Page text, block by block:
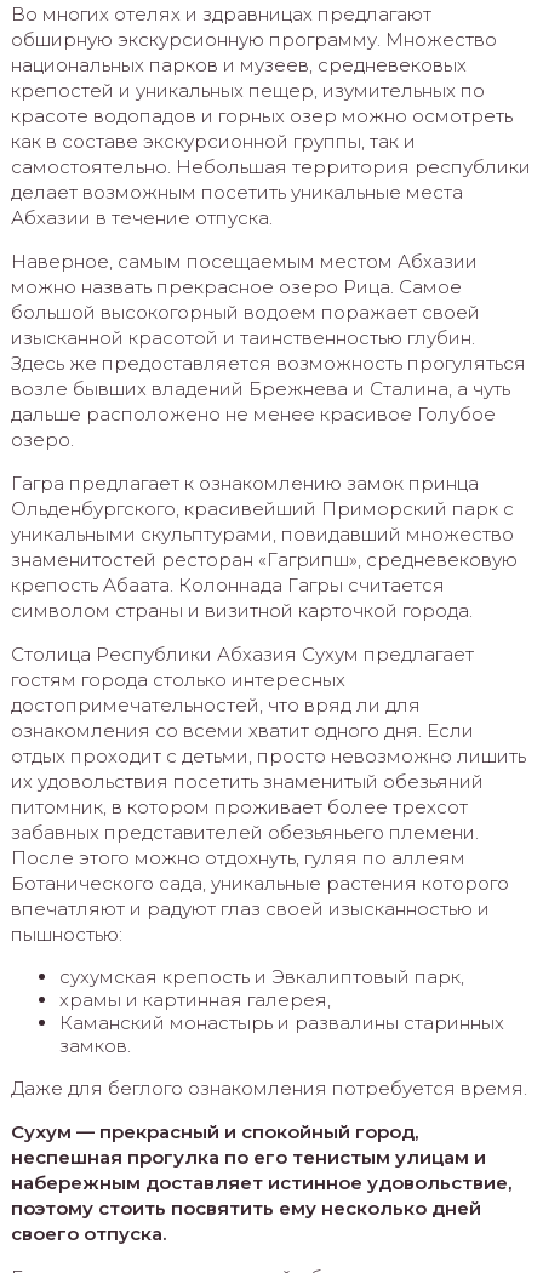
Во многих отелях и здравницах предлагают
обширную экскурсионную программу. Множество
национальных парков и музеев, средневековых
крепостей и уникальных пещер, изумительных по
красоте водопадов и горных озер можно осмотреть
как в составе экскурсионной группы, так и
самостоятельно. Небольшая территория республики
делает возможным посетить уникальные места
Абхазии в течение отпуска.
Наверное, самым посещаемым местом Абхазии
можно назвать прекрасное озеро Рица. Самое
большой высокогорный водоем поражает своей
изысканной красотой и таинственностью глубин.
Здесь же предоставляется возможность прогуляться
возле бывших владений Брежнева и Сталина, а чуть
дальше расположено не менее красивое Голубое
озеро.
Гагра предлагает к ознакомлению замок принца
Ольденбургского, красивейший Приморский парк с
уникальными скульптурами, повидавший множество
знаменитостей ресторан «Гагрипш», средневековую
крепость Абаата. Колоннада Гагры считается
символом страны и визитной карточкой города.
Столица Республики Абхазия Сухум предлагает
гостям города столько интересных
достопримечательностей, что вряд ли для
ознакомления со всеми хватит одного дня. Если
отдых проходит с детьми, просто невозможно лишить
их удовольствия посетить знаменитый обезьяний
питомник, в котором проживает более трехсот
забавных представителей обезьяньего племени.
После этого можно отдохнуть, гуляя по аллеям
Ботанического сада, уникальные растения которого
впечатляют и радуют глаз своей изысканностью и
пышностью:
сухумская крепость и Эвкалиптовый парк,
храмы и картинная галерея,
Каманский монастырь и развалины старинных
замков.
Даже для беглого ознакомления потребуется время.
Сухум — прекрасный и спокойный город,
неспешная прогулка по его тенистым улицам и
набережным доставляет истинное удовольствие,
поэтому стоить посвятить ему несколько дней
своего отпуска.